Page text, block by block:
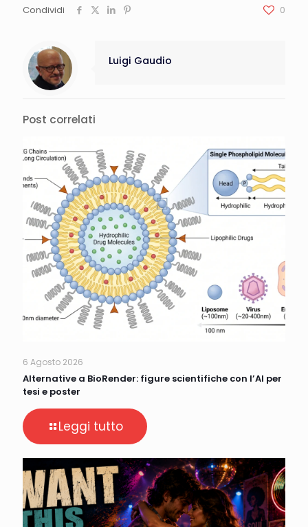
Condividi 0
Luigi Gaudio
Post correlati
6 Agosto 2026
Alternative a BioRender: figure scientifiche con l’AI per
tesi e poster
Leggi tutto